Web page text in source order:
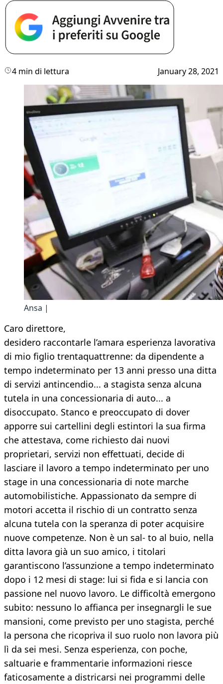
4 min di lettura January 28, 2021
Ansa |
Caro direttore,
desidero raccontarle l’amara esperienza lavorativa
di mio figlio trentaquattrenne: da dipendente a
tempo indeterminato per 13 anni presso una ditta
di servizi antincendio... a stagista senza alcuna
tutela in una concessionaria di auto... a
disoccupato. Stanco e preoccupato di dover
apporre sui cartellini degli estintori la sua firma
che attestava, come richiesto dai nuovi
proprietari, servizi non effettuati, decide di
lasciare il lavoro a tempo indeterminato per uno
stage in una concessionaria di note marche
automobilistiche. Appassionato da sempre di
motori accetta il rischio di un contratto senza
alcuna tutela con la speranza di poter acquisire
nuove competenze. Non è un sal- to al buio, nella
ditta lavora già un suo amico, i titolari
garantiscono l’assunzione a tempo indeterminato
dopo i 12 mesi di stage: lui si fida e si lancia con
passione nel nuovo lavoro. Le difficoltà emergono
subito: nessuno lo affianca per insegnargli le sue
mansioni, come previsto per uno stagista, perché
la persona che ricopriva il suo ruolo non lavora più
lì da sei mesi. Senza esperienza, con poche,
saltuarie e frammentarie informazioni riesce
faticosamente a districarsi nei programmi delle